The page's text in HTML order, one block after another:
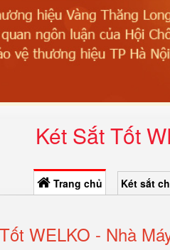
Két Sắt Tốt
Trang chủ Két sắt
WELKO - Nhà